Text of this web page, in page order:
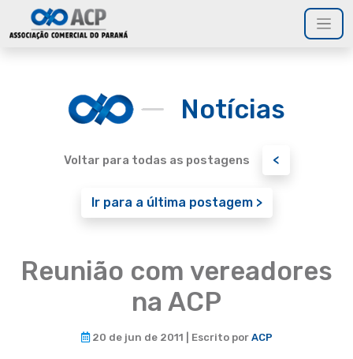
Notícias
Voltar para todas as postagens <
Ir para a última postagem >
Reunião com vereadores
na ACP
20 de jun de 2011 | Escrito por ACP